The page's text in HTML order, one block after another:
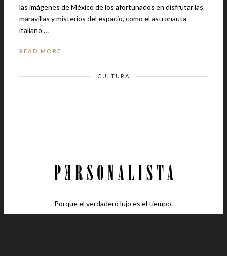
las imágenes de México de los afortunados en disfrutar las
maravillas y misterios del espacio, como el astronauta
italiano …
READ MORE
CULTURA
Porque el verdadero lujo es el tiempo.